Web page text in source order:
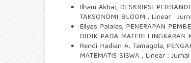
Ilham Akbar, DESKRIPSI
TAKSONOMI BLOOM, Linear :
Ellyas Palalas, PENERAPAN
DIDIK PADA MATERI LINGKARAN
Rendi Hadian A. Tamagola,
MATEMATIS SISWA, Linear :